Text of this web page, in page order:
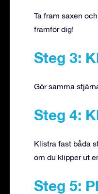
Ta fram saxen
framför dig!
Steg 3:
Gör samma
Steg 4:
Klistra fast båda
om du klipper ut
Steg 5: